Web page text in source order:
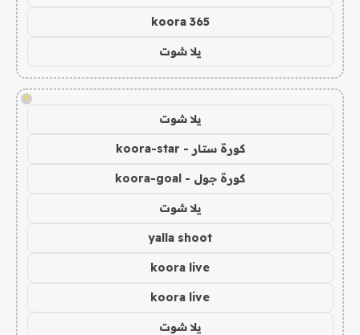
koora 365
يلا شوت
!
يلا شوت
كورة ستار - koora-star
كورة جول - koora-goal
يلا شوت
yalla shoot
koora live
koora live
يلا شوت